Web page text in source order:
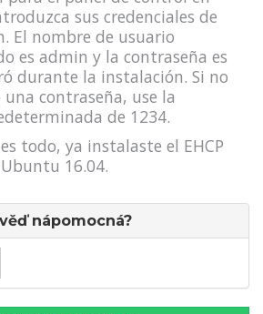
sus credenciales de
El nombre de usuario
es admin y la contraseña es
durante la instalación. Si no
contraseña, use la
de 1234.
todo, ya instalaste el EHCP
16.04.
nápomocná?